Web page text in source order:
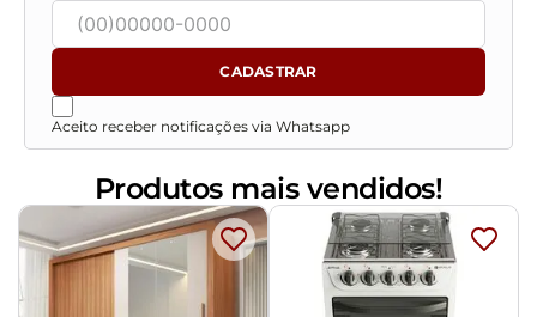
pequena variação de até 3 cm.
- A tonalidade do produto real poderá ter ligeira
variação devido o lote de tecidos.
- A limpeza deve ser feita com pano levemente
umedecido em água limpa, sem esfregar, não utilizar
produtos abrasivos, desengordurantes, álcool ou
solvente.
Observações importantes:
- Produto para uso residencial em ambiente interno,
não devendo ficar exposto diretamente ao sol, calor e
CADASTRAR
Aceito receber notificações via Whatsapp
Produtos mais vendidos!